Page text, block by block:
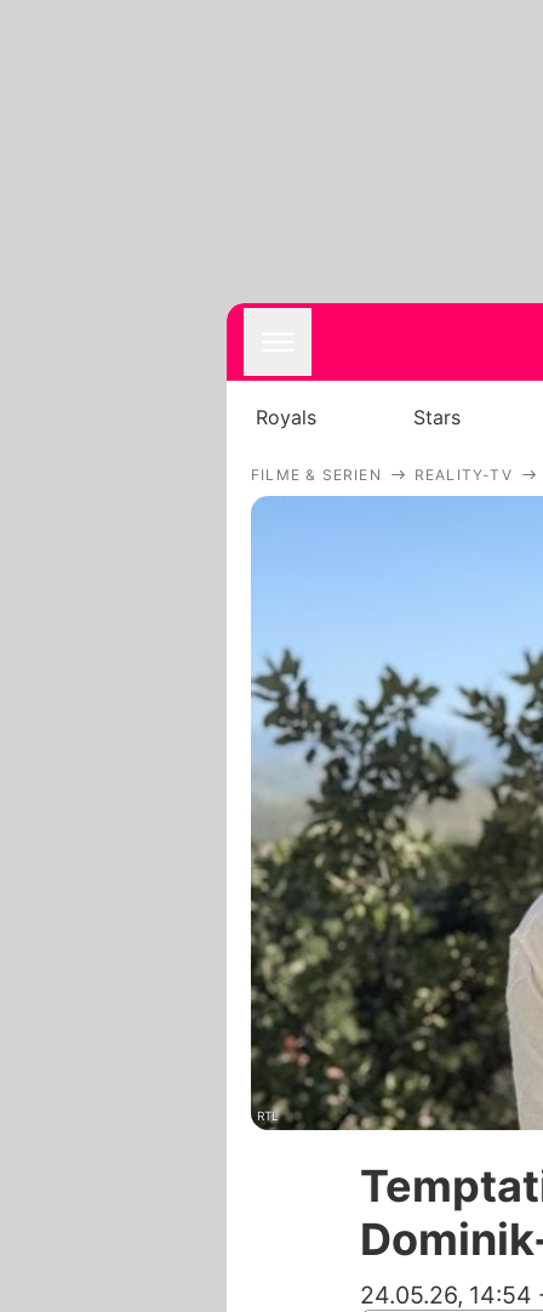
Royals Stars
FILME & SERIEN REALITY-TV
RTL
24.05.26, 14:54